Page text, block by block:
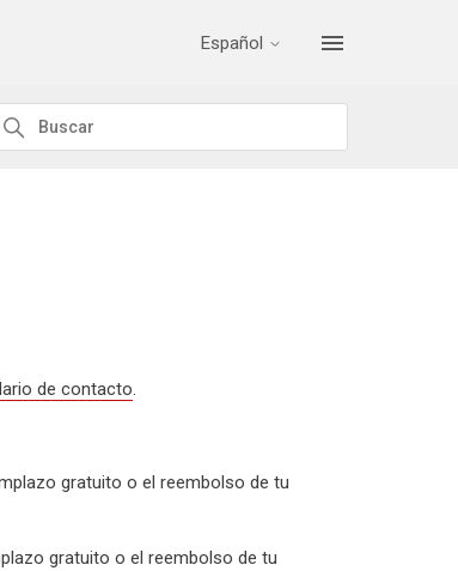
Español
de contacto.
gratuito o el reembolso de tu
gratuito o el reembolso de tu